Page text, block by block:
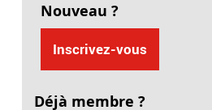
Nouveau ?
Inscrivez-vous
Déjà membre ?